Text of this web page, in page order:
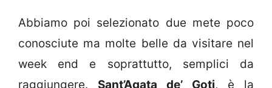
Abbiamo poi selezionato due mete poco
conosciute ma molte belle da visitare nel
week end e soprattutto, semplici da
raggiungere. Sant’Agata de’ Goti, è la